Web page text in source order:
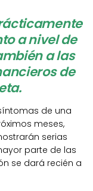
a nivel de
a las
de
de una
meses,
serias
parte de las
se dará recién a